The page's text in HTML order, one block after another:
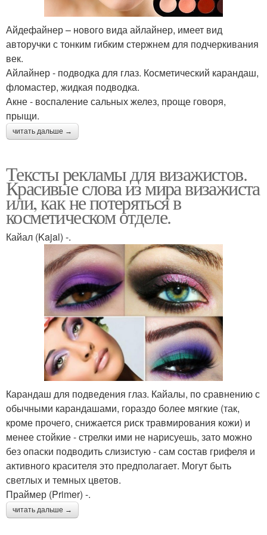
Айдефайнер – нового вида айлайнер, имеет вид
авторучки с тонким гибким стержнем для подчеркивания
век.
Айлайнер - подводка для глаз. Косметический карандаш,
фломастер, жидкая подводка.
Акне - воспаление сальных желез, проще говоря,
прыщи.
читать дальше →
Тексты рекламы для визажистов.
Красивые слова из мира визажиста
или, как не потеряться в
косметическом отделе.
Кайал (Kajal) -.
Карандаш для подведения глаз. Кайалы, по сравнению с
обычными карандашами, гораздо более мягкие (так,
кроме прочего, снижается риск травмирования кожи) и
менее стойкие - стрелки ими не нарисуешь, зато можно
без опаски подводить слизистую - сам состав грифеля и
активного красителя это предполагает. Могут быть
светлых и темных цветов.
Праймер (Primer) -.
читать дальше →